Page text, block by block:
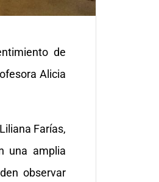
de
Alicia
Farías,
una amplia
observar